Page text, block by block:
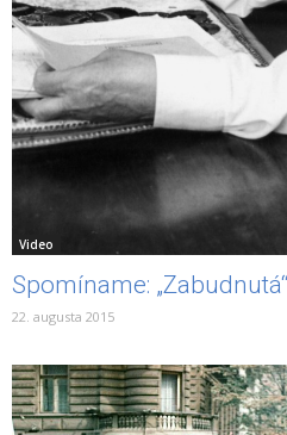
Video
Spomíname:
22. augusta 2015